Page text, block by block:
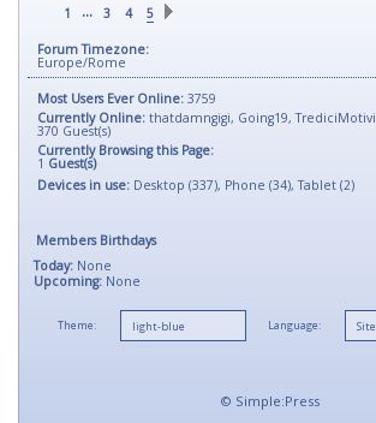
1 ... 3 4 5
Forum Timezone:
Europe/Rome
Most Users Ever Online: 3759
Currently Online: thatdamngigi, Going19,TrediciMotivi
370 Guest(s)
Currently Browsing this Page:
1 Guest(s)
Devices in use: Desktop (337), Phone (34), Tablet (2)
Members Birthdays
Today: None
Upcoming: None
Theme: Language:
© Simple:Press